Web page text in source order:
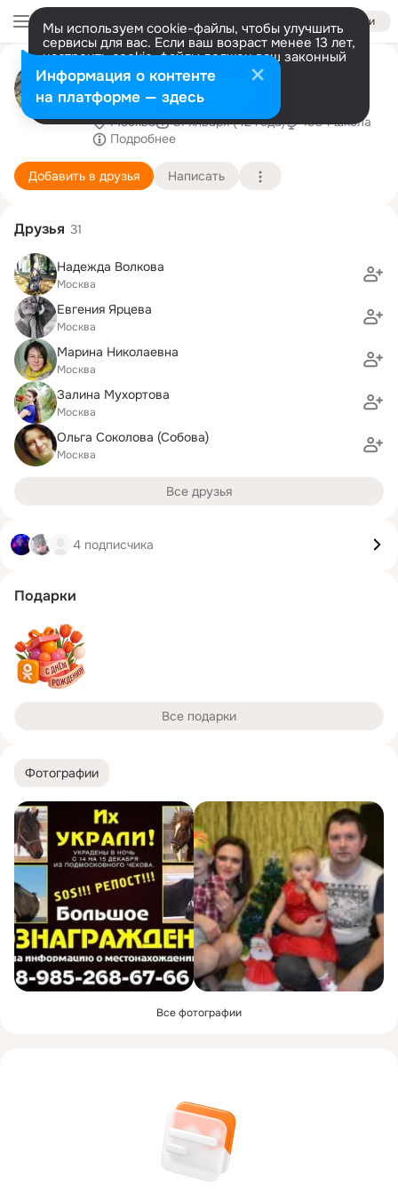
Войти
Мы используем cookie-файлы, чтобы улучшить
сервисы для вас. Если ваш возраст менее 13 лет,
настроить cookie-файлы должен ваш законный
представитель. Больше информации
Разрешить все Настроить
Александра Белоусова
(Сёмочкина)
Москва 31 января (42 года)
1934 школа
Подробнее
Добавить в друзья Написать
Фотографии
Все фотографии
Друзья 31
Надежда Волкова
Москва
Евгения Ярцева
Москва
Марина Николаевна
Москва
Залина Мухортова
Москва
Ольга Соколова (Собова)
Москва
Все друзья
4 подписчика
Подарки
Все подарки
Информация о контенте
на платформе — здесь